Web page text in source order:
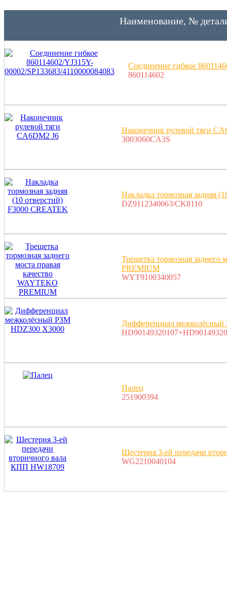
Наименование, №
Соединение гибкое
860114602
Наконечник рулевой тяги
3003060CA3S
Накладка тормозная задняя
DZ9112340063/CK8110
Трещетка тормозная заднего
PREMIUM
WYT9100340057
Дифференциал
Палец
251900394
Шестерня 3-ей передачи
WG2210040104